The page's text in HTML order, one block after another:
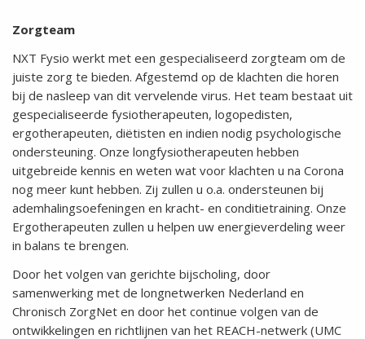
Zorgteam
NXT Fysio werkt met een gespecialiseerd zorgteam om de
juiste zorg te bieden. Afgestemd op de klachten die horen
bij de nasleep van dit vervelende virus. Het team bestaat uit
gespecialiseerde fysiotherapeuten, logopedisten,
ergotherapeuten, diëtisten en indien nodig psychologische
ondersteuning. Onze longfysiotherapeuten hebben
uitgebreide kennis en weten wat voor klachten u na Corona
nog meer kunt hebben. Zij zullen u o.a. ondersteunen bij
ademhalingsoefeningen en kracht- en conditietraining. Onze
Ergotherapeuten zullen u helpen uw energieverdeling weer
in balans te brengen.
Door het volgen van gerichte bijscholing, door
samenwerking met de longnetwerken Nederland en
Chronisch ZorgNet en door het continue volgen van de
ontwikkelingen en richtlijnen van het REACH-netwerk (UMC